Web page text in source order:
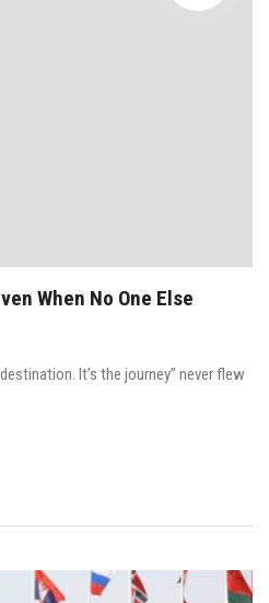
When No One Else
It’s the journey” never flew